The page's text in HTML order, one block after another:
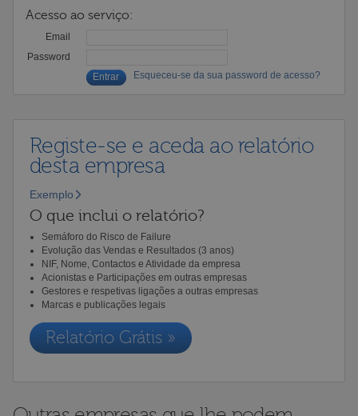
Acesso ao serviço:
Email
Password
Esqueceu-se da sua password de acesso?
Registe-se e aceda ao relatório
desta empresa
Exemplo
O que inclui o relatório?
Semáforo do Risco de Failure
Evolução das Vendas e Resultados (3 anos)
NIF, Nome, Contactos e Atividade da empresa
Acionistas e Participações em outras empresas
Gestores e respetivas ligações a outras empresas
Marcas e publicações legais
Relatório Grátis »